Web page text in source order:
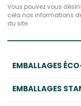
Vous pouvez vous
cela nos informations
du site.
EMBALLAGES
EMBALLAGES